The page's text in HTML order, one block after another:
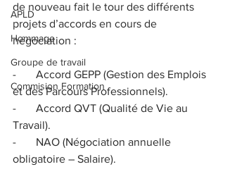
APLD
Hommage
Groupe de travail
Commision Formation
de nouveau fait le tour des différents
projets d’accords en cours de
négociation :
-       Accord GEPP (Gestion des Emplois
et des Parcours Professionnels).
-       Accord QVT (Qualité de Vie au
Travail).
-       NAO (Négociation annuelle
obligatoire – Salaire).